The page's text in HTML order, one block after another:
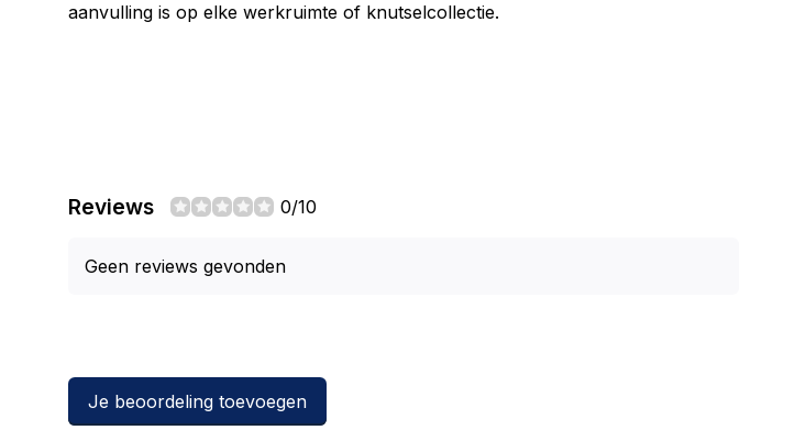
aanvulling is op elke werkruimte of knutselcollectie.
Reviews 0/10
Geen reviews gevonden
Je beoordeling toevoegen